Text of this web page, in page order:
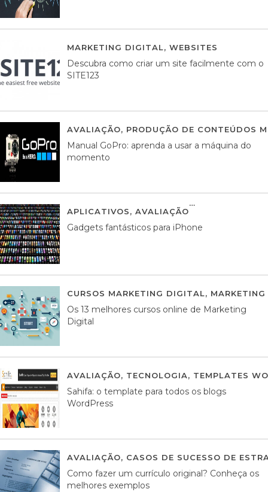
MARKETING DIGITAL, WEBSITES
Descubra como criar um site facilmente com o
SITE123
AVALIAÇÃO, PRODUÇÃO DE CONTEÚDOS
Manual GoPro: aprenda a usar a máquina do
momento
APLICATIVOS, AVALIAÇÃO
Gadgets fantásticos para iPhone
CURSOS MARKETING DIGITAL,
Os 13 melhores cursos online de Marketing
Digital
AVALIAÇÃO, TECNOLOGIA, TEMPLATES
Sahifa: o template para todos os blogs
WordPress
AVALIAÇÃO, CASOS DE SUCESSO DE
Como fazer um currículo original? Conheça os
melhores exemplos